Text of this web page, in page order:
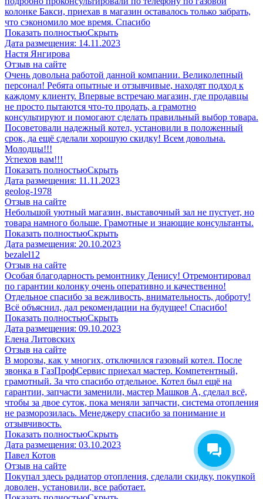
колонке Бакси, приехав в магазин оставалось только забрать,
что сэкономило мое время. Спасибо
Показать полностьюСкрыть
Дата размещения: 14.11.2023
​Настя Янгирова
Отзыв на сайте
Очень довольна работой данной компании. Великолепный
персонал! Ребята опытные и отзывчивые, находят подход к
каждому клиенту. Впервые встречаю магазин, где продавцы
не просто пытаются что-то продать, а грамотно
консультируют и помогают сделать правильный выбор товара.
Посоветовали надежный котел, установили в положенный
срок, да ещё сделали хорошую скидку! Всем довольна.
Молодцы!!!
Успехов вам!!!
Показать полностьюСкрыть
Дата размещения: 11.11.2023
geolog-1978
Отзыв на сайте
Небольшой уютный магазин, выставочный зал не пустует, но
товара намного больше. Грамотные и знающие консультанты.
Показать полностьюСкрыть
Дата размещения: 20.10.2023
​bezalel12
Отзыв на сайте
Особая благодарность ремонтнику Денису! Отремонтировал
по гарантии колонку очень оперативно и качественно!
Отдельное спасибо за вежливость, внимательность, доброту!
Всё объяснил, дал рекомендации на будущее! Спасибо!
Показать полностьюСкрыть
Дата размещения: 09.10.2023
​Елена Литовских
Отзыв на сайте
В морозы, как у многих, отключился газовый котел. После
звонка в ГазПрофСервис приехал мастер. Компетентный,
грамотный. За что спасибо отдельное. Котел был ещё на
гарантии, запчасти заменили, мастер Машков А, сделал всё,
чтобы за двое суток, пока меняли запчасти, система отопления
не разморозилась. Менеджеру спасибо за понимание и
отзывчивость.
Показать полностьюСкрыть
Дата размещения: 03.10.2023
Павел Котов
Отзыв на сайте
Покупал здесь радиатор отопления, сделали скидку, покупкой
доволен, установили, все работает.